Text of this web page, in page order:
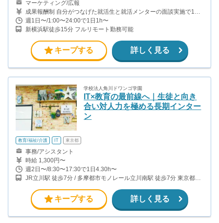
マーケティング/広報
成果報酬制 自分がつなげた就活生と就活メンターの面談実施で1件
につき750円 就活生のエージェント利用で1件につき1250円 →一件
の成約につき2000円の報酬となります 【月収例】 ユニットリーダ
ー（週15時間×4週=60時間稼働）の場合 個人成果：30件×2000円
＝60000 ＋ ユニットリーダー報酬：ユニット成約数
60件×300円＝18000円 ＝78000円（時給換算：約1300円） ※ユ
ニットリーダーとは インサイドセールスのメンバー4-5人ほどをま
とめるリーダー
週1日〜/1:00〜24:00で1日1h〜
新横浜駅徒歩15分 フルリモート勤務可能
キープする 詳しく見る
学校法人角川ドワンゴ学園
IT×教育の最前線へ｜生徒と向き
合い対人力を極める長期インター
ン
教育/福祉/介護 IT 東京都
事務/アシスタント
時給 1,300円〜
週2日〜/8:30〜17:30で1日4.30h〜
JR立川駅 徒歩7分 / 多摩都市モノレール立川南駅 徒歩7分 東京都多
キープする 詳しく見る